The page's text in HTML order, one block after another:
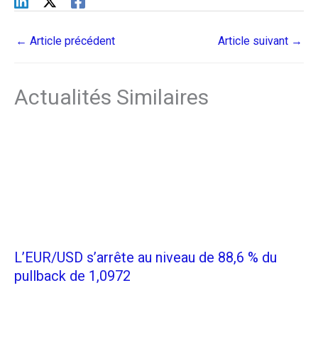
← Article précédent Article suivant →
Actualités Similaires
L’EUR/USD s’arrête au niveau de 88,6 % du
pullback de 1,0972